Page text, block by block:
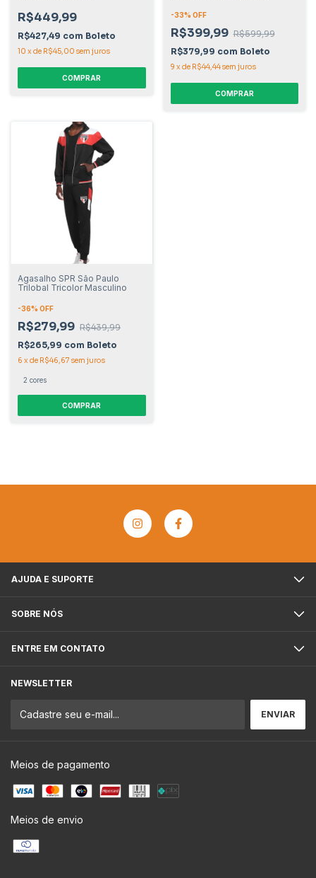
R$449,99
R$427,49 com Boleto
10 x de R$45,00 sem juros
COMPRAR
-33% OFF
R$399,99 R$599,99
R$379,99 com Boleto
9 x de R$44,44sem juros
COMPRAR
Agasalho SPR São Paulo
Trilobal Tricolor Masculino
-36% OFF
R$279,99 R$439,99
R$265,99 com Boleto
6 x de R$46,67 sem juros
2 cores
COMPRAR
AJUDA E SUPORTE
SOBRE NÓS
ENTRE EM CONTATO
NEWSLETTER
Meios de pagamento
Meios de envio